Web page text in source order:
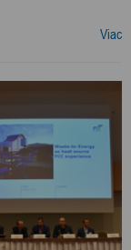
Viac